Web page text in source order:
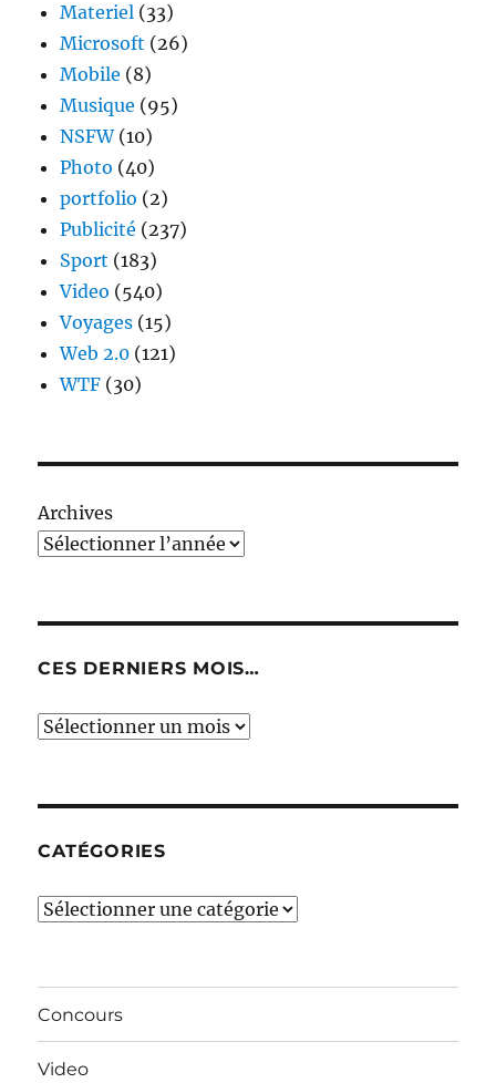
Materiel (33)
Microsoft (26)
Mobile (8)
Musique (95)
NSFW(10)
Photo (40)
portfolio (2)
Publicité (237)
Sport (183)
Video (540)
Voyages (15)
Web 2.0 (121)
WTF (30)
Archives
CES DERNIERS MOIS…
Ces
CATÉGORIES
Catégories
Concours
Video